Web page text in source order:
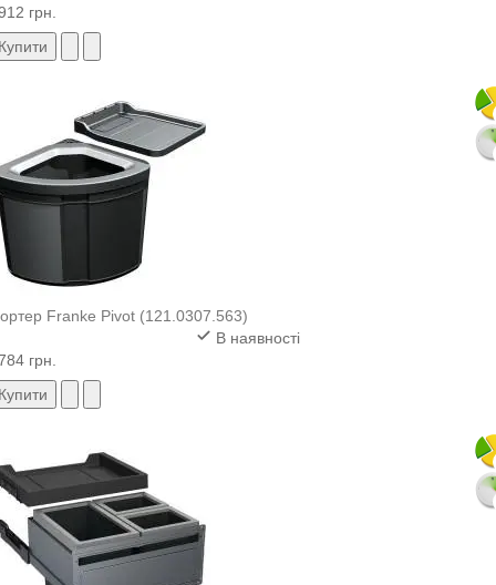
грн.
Franke Pivot (121.0307.563)
В наявності
грн.